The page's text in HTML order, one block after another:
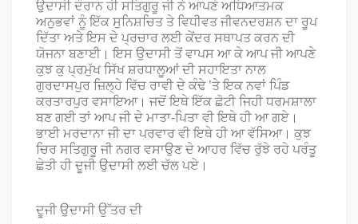
ਉਦਾਸੀ ਦੌਰਾਨ ਹੀ ਸਤਿਗੁਰੂ ਜੀ ਨੇ ਆਪਣੇ ਅਧਿਆਤਮਕ
ਅਨੁਭਵਾਂ ਨੂੰ ਇੱਕ ਸੁਨਿਸ਼ਚਿਤ ਤੇ ਵਿਧੀਵਤ ਜੀਵਨਦਰਸ਼ਨ ਦਾ ਰੂਪ
ਦਿੱਤਾ ਅਤੇ ਇਸ ਦੇ ਪ੍ਰਚਾਰ ਲਈ ਕੇਂਦਰ ਸਥਾਪਤ ਕਰਨ ਦੀ
ਯੋਜਨਾ ਬਣਾਈ। ਇਸ ਉਦਾਸੀ ਤੋਂ ਵਾਪਸ ਆ ਕੇ ਆਪ ਜੀ ਆਪਣੇ
ਕੁਝ ਕੁ ਪ੍ਰਮੁੱਖ ਸਿੱਖ ਸ਼ਰਧਾਲੂਆਂ ਦੀ ਸਹਾਇਤਾ ਨਾਲ
ਗੁਰਦਾਸਪੁਰ ਜ਼ਿਲ੍ਹੇ ਵਿੱਚ ਰਾਵੀ ਦੇ ਕੰਢੇ ’ਤੇ ਇਕ ਨਵਾਂ ਪਿੰਡ
ਕਰਤਾਰਪੁਰ ਵਸਾਇਆ। ਜਦੋਂ ਇਥੇ ਇੱਕ ਛੋਟੀ ਜਿਹੀ ਧਰਮਸ਼ਾਲਾ
ਬਣ ਗਈ ਤਾਂ ਆਪ ਜੀ ਦੇ ਮਾਤਾ-ਪਿਤਾ ਵੀ ਇਥੇ ਹੀ ਆ ਗਏ।
ਭਾਈ ਮਰਦਾਨਾ ਜੀ ਦਾ ਪਰਵਾਰ ਵੀ ਇਥੇ ਹੀ ਆ ਵੱਸਿਆ। ਕੁਝ
ਚਿਰ ਸਤਿਗੁਰੂ ਜੀ ਨਗਰ ਵਸਾਉਣ ਦੇ ਆਹਰ ਵਿੱਚ ਰੁੱਝੇ ਰਹੇ ਪਰੰਤੂ
ਛੇਤੀ ਹੀ ਦੂਜੀ ਉਦਾਸੀ ਲਈ ਚੱਲ ਪਏ।
ਦੂਜੀ ਉਦਾਸੀ ਉੱਤਰ ਦੀ